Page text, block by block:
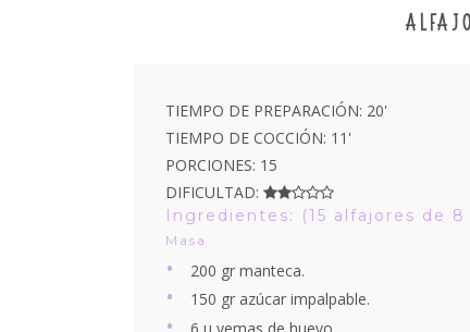
TIEMPO DE PREPARACIÓN: 20'
TIEMPO DE COCCIÓN: 11'
PORCIONES: 15
DIFICULTAD:
Ingredientes: (15 alfajores de
Masa
200 gr manteca.
150 gr azúcar impalpable.
6 u yemas de huevo.